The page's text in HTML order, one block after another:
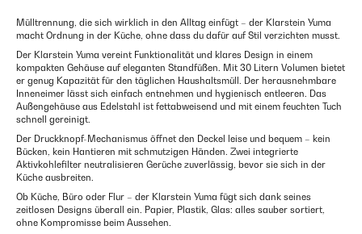
Mülltrennung, die sich wirklich in den Alltag einfügt – der Klarstein Yuma
macht Ordnung in der Küche, ohne dass du dafür auf Stil verzichten musst.
Der Klarstein Yuma vereint Funktionalität und klares Design in einem
kompakten Gehäuse auf eleganten Standfüßen. Mit 30 Litern Volumen bietet
er genug Kapazität für den täglichen Haushaltsmüll. Der herausnehmbare
Inneneimer lässt sich einfach entnehmen und hygienisch entleeren. Das
Außengehäuse aus Edelstahl ist fettabweisend und mit einem feuchten Tuch
schnell gereinigt.
Der Druckknopf-Mechanismus öffnet den Deckel leise und bequem – kein
Bücken, kein Hantieren mit schmutzigen Händen. Zwei integrierte
Aktivkohlefilter neutralisieren Gerüche zuverlässig, bevor sie sich in der
Küche ausbreiten.
Ob Küche, Büro oder Flur – der Klarstein Yuma fügt sich dank seines
zeitlosen Designs überall ein. Papier, Plastik, Glas: alles sauber sortiert,
ohne Kompromisse beim Aussehen.